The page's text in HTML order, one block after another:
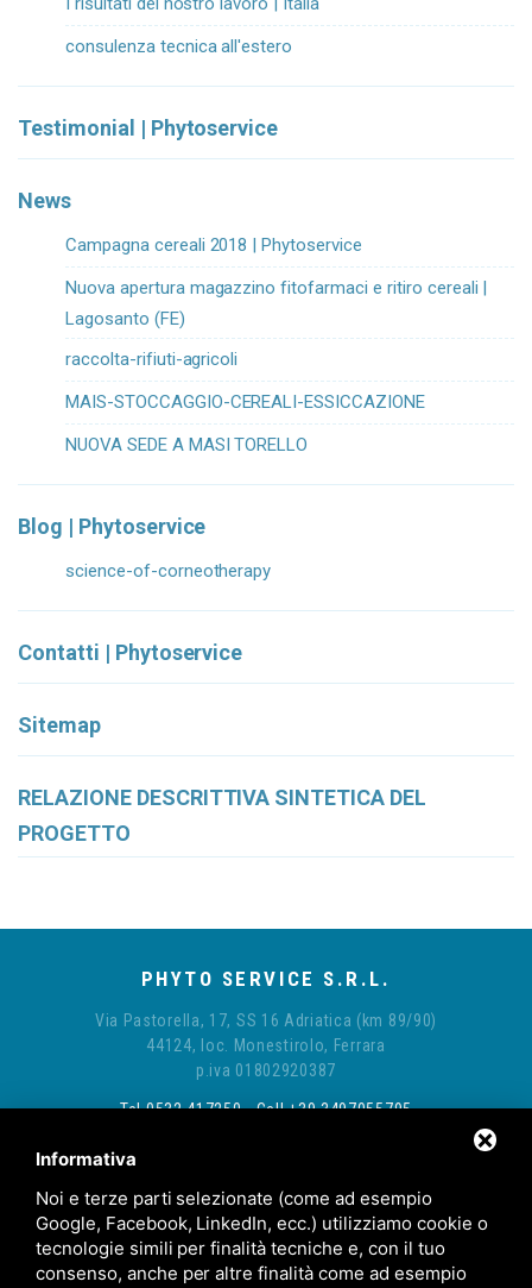
consulenza tecnica all'estero
Testimonial | Phytoservice
News
Campagna cereali 2018 | Phytoservice
Nuova apertura magazzino fitofarmaci e ritiro cereali |
Lagosanto (FE)
raccolta-rifiuti-agricoli
MAIS-STOCCAGGIO-CEREALI-ESSICCAZIONE
NUOVA SEDE A MASI TORELLO
Blog | Phytoservice
science-of-corneotherapy
Contatti | Phytoservice
Sitemap
RELAZIONE DESCRITTIVA SINTETICA DEL
PROGETTO
PHYTO SERVICE S.R.L.
Via Pastorella, 17, SS 16 Adriatica (km 89/90)
44124, loc. Monestirolo, Ferrara
p.iva 01802920387
Tel 0532 417250 - Cell +39 3497055795
Informativa
Noi e terze parti selezionate (come ad esempio
Google, Facebook, LinkedIn, ecc.) utilizziamo cookie o
tecnologie simili per finalità tecniche e, con il tuo
consenso, anche per altre finalità come ad esempio